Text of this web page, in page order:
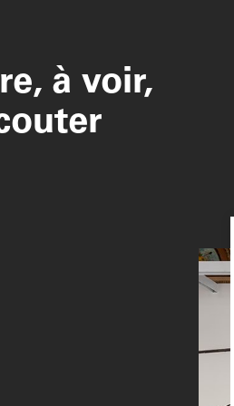
à voir,
Image